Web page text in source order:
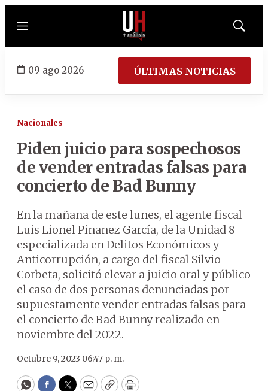
Menú
Mostrar
09 ago 2026 ÚLTIMAS NOTICIAS
Nacionales
Piden juicio para sospechosos
de vender entradas falsas para
concierto de Bad Bunny
En la mañana de este lunes, el agente fiscal
Luis Lionel Pinanez García, de la Unidad 8
especializada en Delitos Económicos y
Anticorrupción, a cargo del fiscal Silvio
Corbeta, solicitó elevar a juicio oral y público
el caso de dos personas denunciadas por
supuestamente vender entradas falsas para
el concierto de Bad Bunny realizado en
noviembre del 2022.
Octubre 9, 2023 06:47 p. m.